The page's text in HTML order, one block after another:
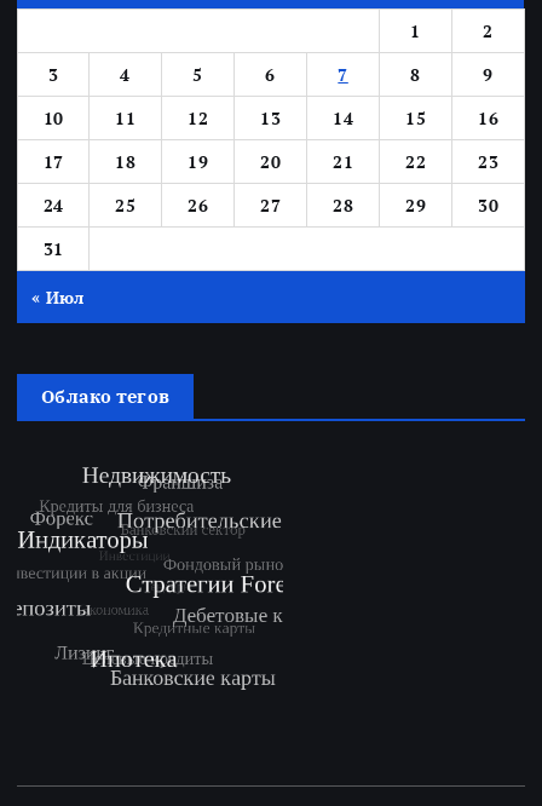
1
2
3
4 5 6 7 8
9
10
11 12 13 14 15
16
17
18 19 20 21 22
23
24
25 26 27 28 29
30
31
« Июл
Облако тегов